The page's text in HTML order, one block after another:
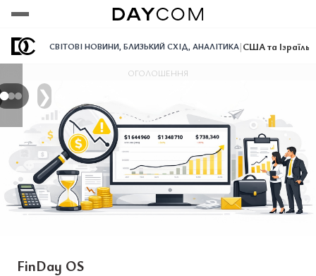
СВІТОВІ НОВИНИ, БЛИЗЬКИЙ СХІД, АНАЛІТИКА|США та Ізраїль
❯
ОГОЛОШЕННЯ
FinDay OS